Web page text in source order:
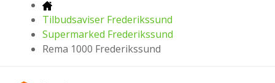
Tilbudsaviser Frederikssund
Supermarked Frederikssund
Rema 1000 Frederikssund